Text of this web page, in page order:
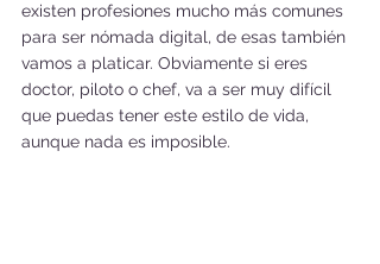
existen profesiones mucho más comunes
para ser nómada digital, de esas también
vamos a platicar. Obviamente si eres
doctor, piloto o chef, va a ser muy difícil
que puedas tener este estilo de vida,
aunque nada es imposible.